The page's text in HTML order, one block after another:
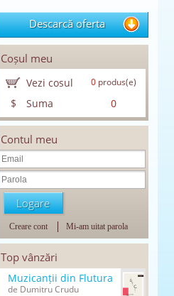
Descarcă oferta
Coșul meu
Vezi cosul 0produs(e)
$ Suma 0
Contul meu
Creare cont Mi-am uitat parola
Top vânzări
Muzicanții din Flutura
de Dumitru Crudu